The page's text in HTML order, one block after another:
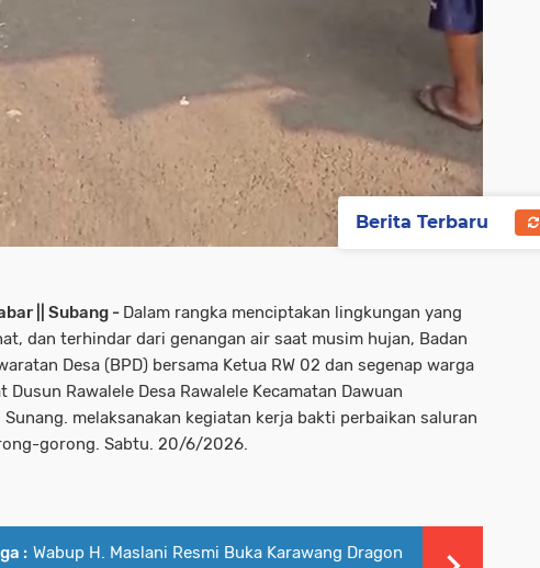
|| Subang - Dalam rangka menciptakan lingkungan yang
dan terhindar dari genangan air saat musim hujan, Badan
Desa (BPD) bersama Ketua RW 02 dan segenap warga
Dusun Rawalele Desa Rawalele Kecamatan Dawuan
Sunang. melaksanakan kegiatan kerja bakti perbaikan saluran
gorong. Sabtu. 20/6/2026.
: Wabup H. Maslani Resmi Buka Karawang Dragon
Berita Terbaru